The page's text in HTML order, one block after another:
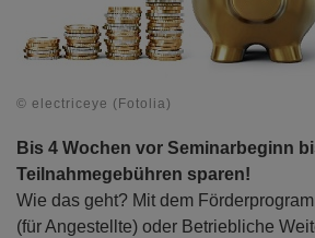
© electriceye (Fotolia)
Bis 4 Wochen vor Seminarbeginn
Teilnahmegebühren sparen!
Wie das geht? Mit dem
(für Angestellte) oder Betriebliche